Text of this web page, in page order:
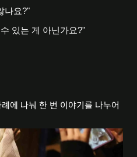
나요?"
있는 게 아닌가요?"
에 나눠 한 번 이야기를 나누어